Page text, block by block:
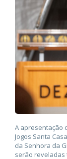
A apresentação
Jogos Santa
da Senhora da
serão reveladas